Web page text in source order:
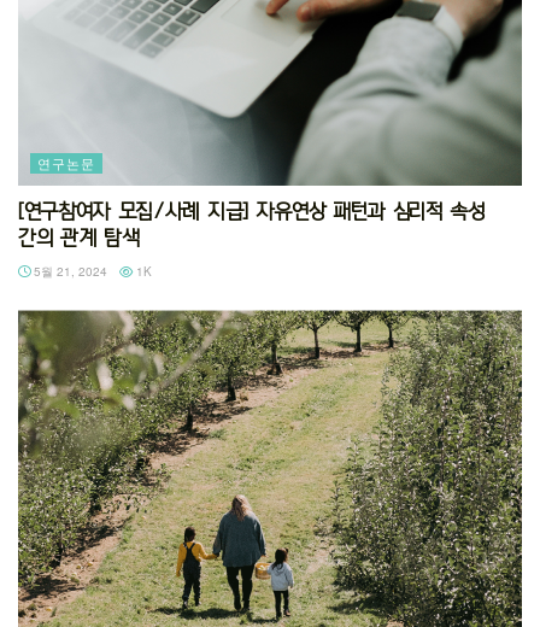
연구논문
[연구참여자 모집/사례 지급] 자유연상 패턴과 심리적 속성
간의 관계 탐색
5월 21, 2024 1K